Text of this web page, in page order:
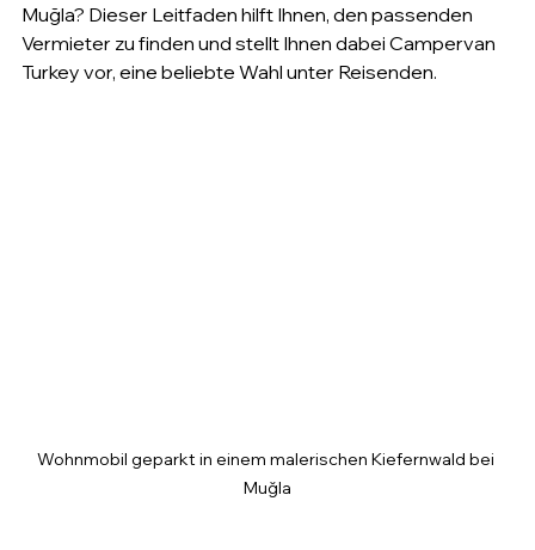
Muğla? Dieser Leitfaden hilft Ihnen, den passenden
Vermieter zu finden und stellt Ihnen dabei Campervan
Turkey vor, eine beliebte Wahl unter Reisenden.
Wohnmobil geparkt in einem malerischen Kiefernwald bei
Muğla